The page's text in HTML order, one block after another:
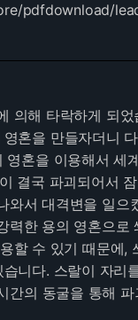
pdfdownload/
의해 타락하게 되
혼을 만들자더니
혼을 이용해서 세
결국 파괴되어서
와서 대격변을 일으
력한 용의 영혼으
할 수 있기 때문에,
니다. 스랄이 자리
간의 동굴을 통해